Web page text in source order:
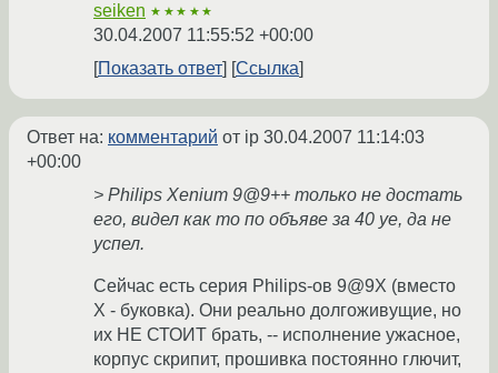
seiken ★★★★★
30.04.2007 11:55:52 +00:00
Показать ответ
Ссылка
Ответ на: комментарий от ip 30.04.2007 11:14:03
+00:00
> Philips Xenium 9@9++ только не достать
его, видел как то по объяве за 40 уе, да не
успел.
Сейчас есть серия Philips-ов 9@9X (вместо
X - буковка). Они реально долгоживущие, но
их НЕ СТОИТ брать, -- исполнение ужасное,
корпус скрипит, прошивка постоянно глючит,